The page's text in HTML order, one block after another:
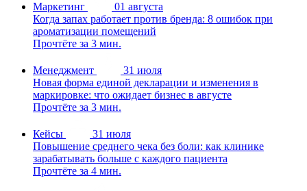
Маркетинг
01 августа
Когда запах работает против бренда: 8 ошибок при
ароматизации помещений
Прочтёте за 3 мин.
Менеджмент
31 июля
Новая форма единой декларации и изменения в
маркировке: что ожидает бизнес в августе
Прочтёте за 3 мин.
Кейсы
31 июля
Повышение среднего чека без боли: как клинике
зарабатывать больше с каждого пациента
Прочтёте за 4 мин.